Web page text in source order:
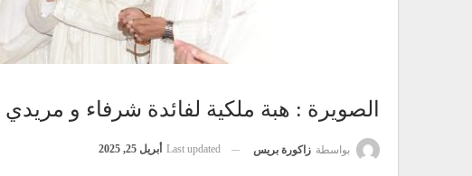
الصويرة : هبة ملكية لفائدة شرفاء و مريدي
بواسطة زاكورة بريس Last updated أبريل 25, 2025